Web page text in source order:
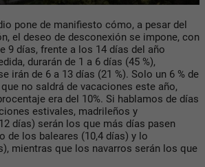
pone de manifiesto cómo, a pesar del
el deseo de desconexión se impone, con
9 días, frente a los 14 días del año
durarán de 1 a 6 días (45 %),
irán de 6 a 13 días (21 %). Solo un 6 % de
no saldrá de vacaciones este año,
era del 10%. Si hablamos de días
estivales, madrileños y
días) serán los que más días pasen
de los baleares (10,4 días) y lo
mientras que los navarros serán los que